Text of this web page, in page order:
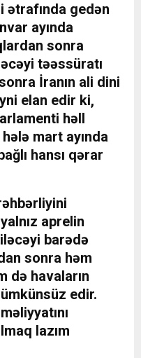
ətrafında gedən
ayında
sonra
təəssüratı
İranın ali dini
elan edir ki,
həll
mart ayında
hansı qərar
aprelin
barədə
sonra həm
də havaların
edir.
lazım